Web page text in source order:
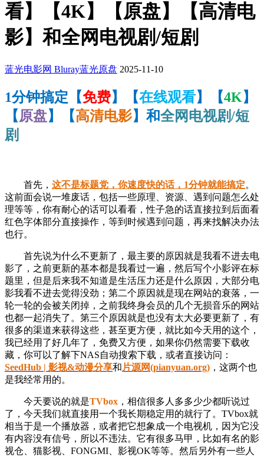
看】【4K】【原盘】【高清电
影】和全网电视剧/短剧
蓝光电影网 Bluray蓝光原盘 2025-11-10
1分钟搞定【免费】【在线观看】【4K】
【原盘】【高清电影】和全网电视剧/短
剧
首先， 这不是标题党，你速度快的话，1分钟就能搞定。
这前面会说一堆废话，包括一些原理、资源、遇到问题怎么处
理等等，你有耐心的话可以看看，性子急的话直接拉到后面看
红色字体部分直接操作，等到时候遇到问题，再来找解决办法
也行。
首先说为什么不更新了，最主要的原因就是我看不进去电
影了，之前更新的基本都是我看过一遍，然后写个小影评在标
题里，但是后来我不知道是生活压力还是什么原因，大部分电
影我看不进去觉得没劲；第二个原因就是现在网站的衰落，一
轮一轮的会被关闭掉，之前我终身会员的几个无损音乐的网站
也都一起消失了。第三个原因就是也没有太大必要更新了，有
很多的渠道来获得这些，甚至更方便，就比如今天用的这个，
我已经用了好几年了，免费又方便，如果你仍然需要下载收
藏，你可以了解下NAS自动搜索下载，或者直接访问：
SeedHub | 影视&动漫分享和 片源网(pianyuan.org) ，这两个也
是我经常用的。
今天要说的就是TVbox ，相信很多人多多少少都听说过
了，今天我们就直接用一个我长期稳定用的就行了。TVbox就
相当于是一个播放器，或者把它想象成一个电视机， 因为它没
有内容没有信号，所以不违法。它有很多马甲，比如有名的影
视仓、猫影视、FONGMI、影视OK等等。然后另外有一些人